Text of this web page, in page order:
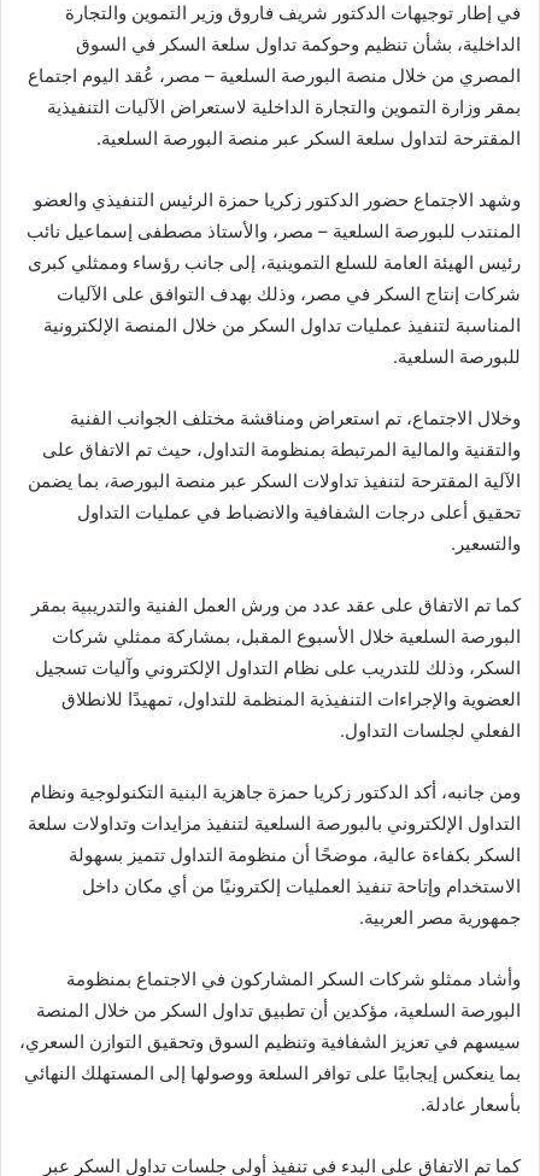
في إطار توجيهات الدكتور شريف فاروق وزير التموين والتجارة
الداخلية، بشأن تنظيم وحوكمة تداول سلعة السكر في السوق
المصري من خلال منصة البورصة السلعية – مصر، عُقد اليوم اجتماع
بمقر وزارة التموين والتجارة الداخلية لاستعراض الآليات التنفيذية
المقترحة لتداول سلعة السكر عبر منصة البورصة السلعية.
وشهد الاجتماع حضور الدكتور زكريا حمزة الرئيس التنفيذي والعضو
المنتدب للبورصة السلعية – مصر، والأستاذ مصطفى إسماعيل نائب
رئيس الهيئة العامة للسلع التموينية، إلى جانب رؤساء وممثلي كبرى
شركات إنتاج السكر في مصر، وذلك بهدف التوافق على الآليات
المناسبة لتنفيذ عمليات تداول السكر من خلال المنصة الإلكترونية
للبورصة السلعية.
وخلال الاجتماع، تم استعراض ومناقشة مختلف الجوانب الفنية
والتقنية والمالية المرتبطة بمنظومة التداول، حيث تم الاتفاق على
الآلية المقترحة لتنفيذ تداولات السكر عبر منصة البورصة، بما يضمن
تحقيق أعلى درجات الشفافية والانضباط في عمليات التداول
والتسعير.
كما تم الاتفاق على عقد عدد من ورش العمل الفنية والتدريبية بمقر
البورصة السلعية خلال الأسبوع المقبل، بمشاركة ممثلي شركات
السكر، وذلك للتدريب على نظام التداول الإلكتروني وآليات تسجيل
العضوية والإجراءات التنفيذية المنظمة للتداول، تمهيدًا للانطلاق
الفعلي لجلسات التداول.
ومن جانبه، أكد الدكتور زكريا حمزة جاهزية البنية التكنولوجية ونظام
التداول الإلكتروني بالبورصة السلعية لتنفيذ مزايدات وتداولات سلعة
السكر بكفاءة عالية، موضحًا أن منظومة التداول تتميز بسهولة
الاستخدام وإتاحة تنفيذ العمليات إلكترونيًا من أي مكان داخل
جمهورية مصر العربية.
وأشاد ممثلو شركات السكر المشاركون في الاجتماع بمنظومة
البورصة السلعية، مؤكدين أن تطبيق تداول السكر من خلال المنصة
سيسهم في تعزيز الشفافية وتنظيم السوق وتحقيق التوازن السعري،
بما ينعكس إيجابيًا على توافر السلعة ووصولها إلى المستهلك النهائي
بأسعار عادلة.
كما تم الاتفاق على البدء في تنفيذ أولى جلسات تداول السكر عبر